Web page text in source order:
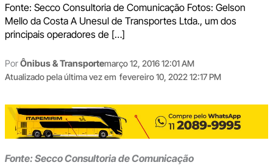
Fonte: Secco Consultoria de Comunicação Fotos: Gelson
Mello da Costa A Unesul de Transportes Ltda., um dos
principais operadores de […]
PorÔnibus & Transportemarço 12, 2016 12:01 AM
Atualizado pela última vez em fevereiro 10, 2022 12:17 PM
Fonte: Secco Consultoria de Comunicação